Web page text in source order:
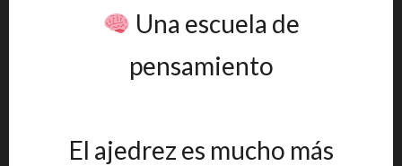
Una escuela de
pensamiento
El ajedrez es mucho más